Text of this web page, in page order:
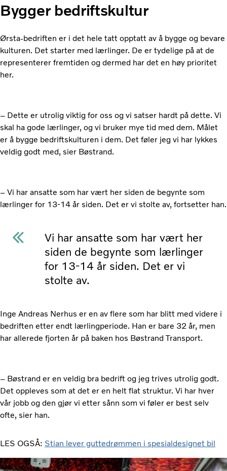
Bygger bedriftskultur
Ørsta-bedriften er i det hele tatt opptatt av å bygge og bevare
kulturen. Det starter med lærlinger. De er tydelige på at de
representerer fremtiden og dermed har det en høy prioritet
her.
– Dette er utrolig viktig for oss og vi satser hardt på dette. Vi
skal ha gode lærlinger, og vi bruker mye tid med dem. Målet
er å bygge bedriftskulturen i dem. Det føler jeg vi har lykkes
veldig godt med, sier Bøstrand.
– Vi har ansatte som har vært her siden de begynte som
lærlinger for 13-14 år siden. Det er vi stolte av, fortsetter han.
Vi har ansatte som har vært her
siden de begynte som lærlinger
for 13-14 år siden. Det er vi
stolte av.
Inge Andreas Nerhus er en av flere som har blitt med videre i
bedriften etter endt lærlingperiode. Han er bare 32 år, men
har allerede fjorten år på baken hos Bøstrand Transport.
– Bøstrand er en veldig bra bedrift og jeg trives utrolig godt.
Det oppleves som at det er en helt flat struktur. Vi har hver
vår jobb og den gjør vi etter sånn som vi føler er best selv
ofte, sier han.
LES OGSÅ: Stian lever guttedrømmen i spesialdesignet bil